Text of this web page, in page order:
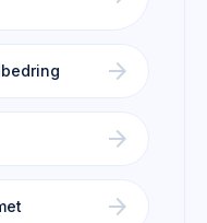
arrow_forward
arrow_forward
arrow_forward